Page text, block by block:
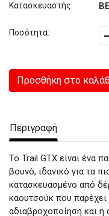
Κατασκευαστής:
Ποσότητα:
Προσθήκη στο
Περιγραφή
Το Trail GTX είναι ένα
βουνό, ιδανικό για τα
κατασκευασμένο από
καουτσούκ που
αδιαβροχοποίηση και η